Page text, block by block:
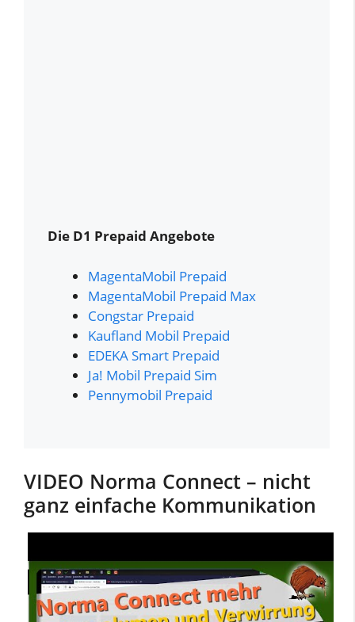
Die D1 Prepaid Angebote
MagentaMobil Prepaid
MagentaMobil Prepaid Max
Congstar Prepaid
Kaufland Mobil Prepaid
EDEKA Smart Prepaid
Ja! Mobil Prepaid Sim
Pennymobil Prepaid
VIDEO Norma Connect – nicht
ganz einfache Kommunikation